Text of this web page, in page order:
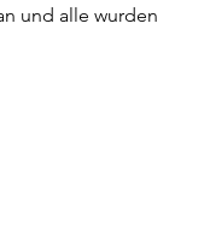
und alle wurden